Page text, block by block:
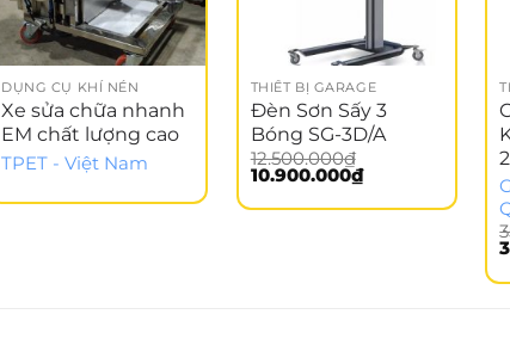
DỤNG CỤ KHÍ NÉN
Xe sửa chữa nhanh
EM chất lượng cao
TPET - Việt Nam
THIẾT BỊ GARAGE
Đèn Sơn Sấy 3
Bóng SG-3D/A
12.500.000₫
Giá
là:
10.900.000₫Giá
hiện
tại